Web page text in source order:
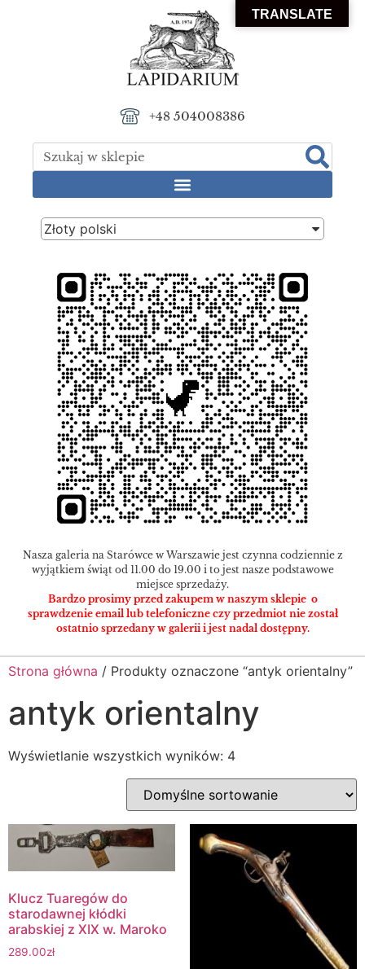
+48 504008386
Złoty polski
Nasza galeria na Starówce w Warszawie jest czynna codziennie z
wyjątkiem świąt od 11.00 do 19.00 i to jest nasze podstawowe
miejsce sprzedaży.
Bardzo prosimy przed zakupem w naszym sklepie o
sprawdzenie email lub telefoniczne czy przedmiot nie został
ostatnio sprzedany w galerii i jest nadal dostępny.
Strona główna / Produkty oznaczone “antyk orientalny”
antyk orientalny
Wyświetlanie wszystkich wyników: 4
Klucz Tuaregów do
starodawnej kłódki
arabskiej z XIX w. Maroko
289.00zł
TRANSLATE